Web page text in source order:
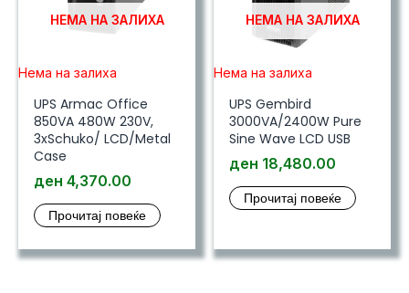
НЕМА НА ЗАЛИХА
Нема на залиха
UPS Armac Office
850VA 480W 230V,
3xSchuko/ LCD/Metal
Case
ден 4,370.00
Прочитај повеќе
НЕМА НА ЗАЛИХА
Нема на залиха
UPS Gembird
3000VA/2400W Pure
Sine Wave LCD USB
ден 18,480.00
Прочитај повеќе